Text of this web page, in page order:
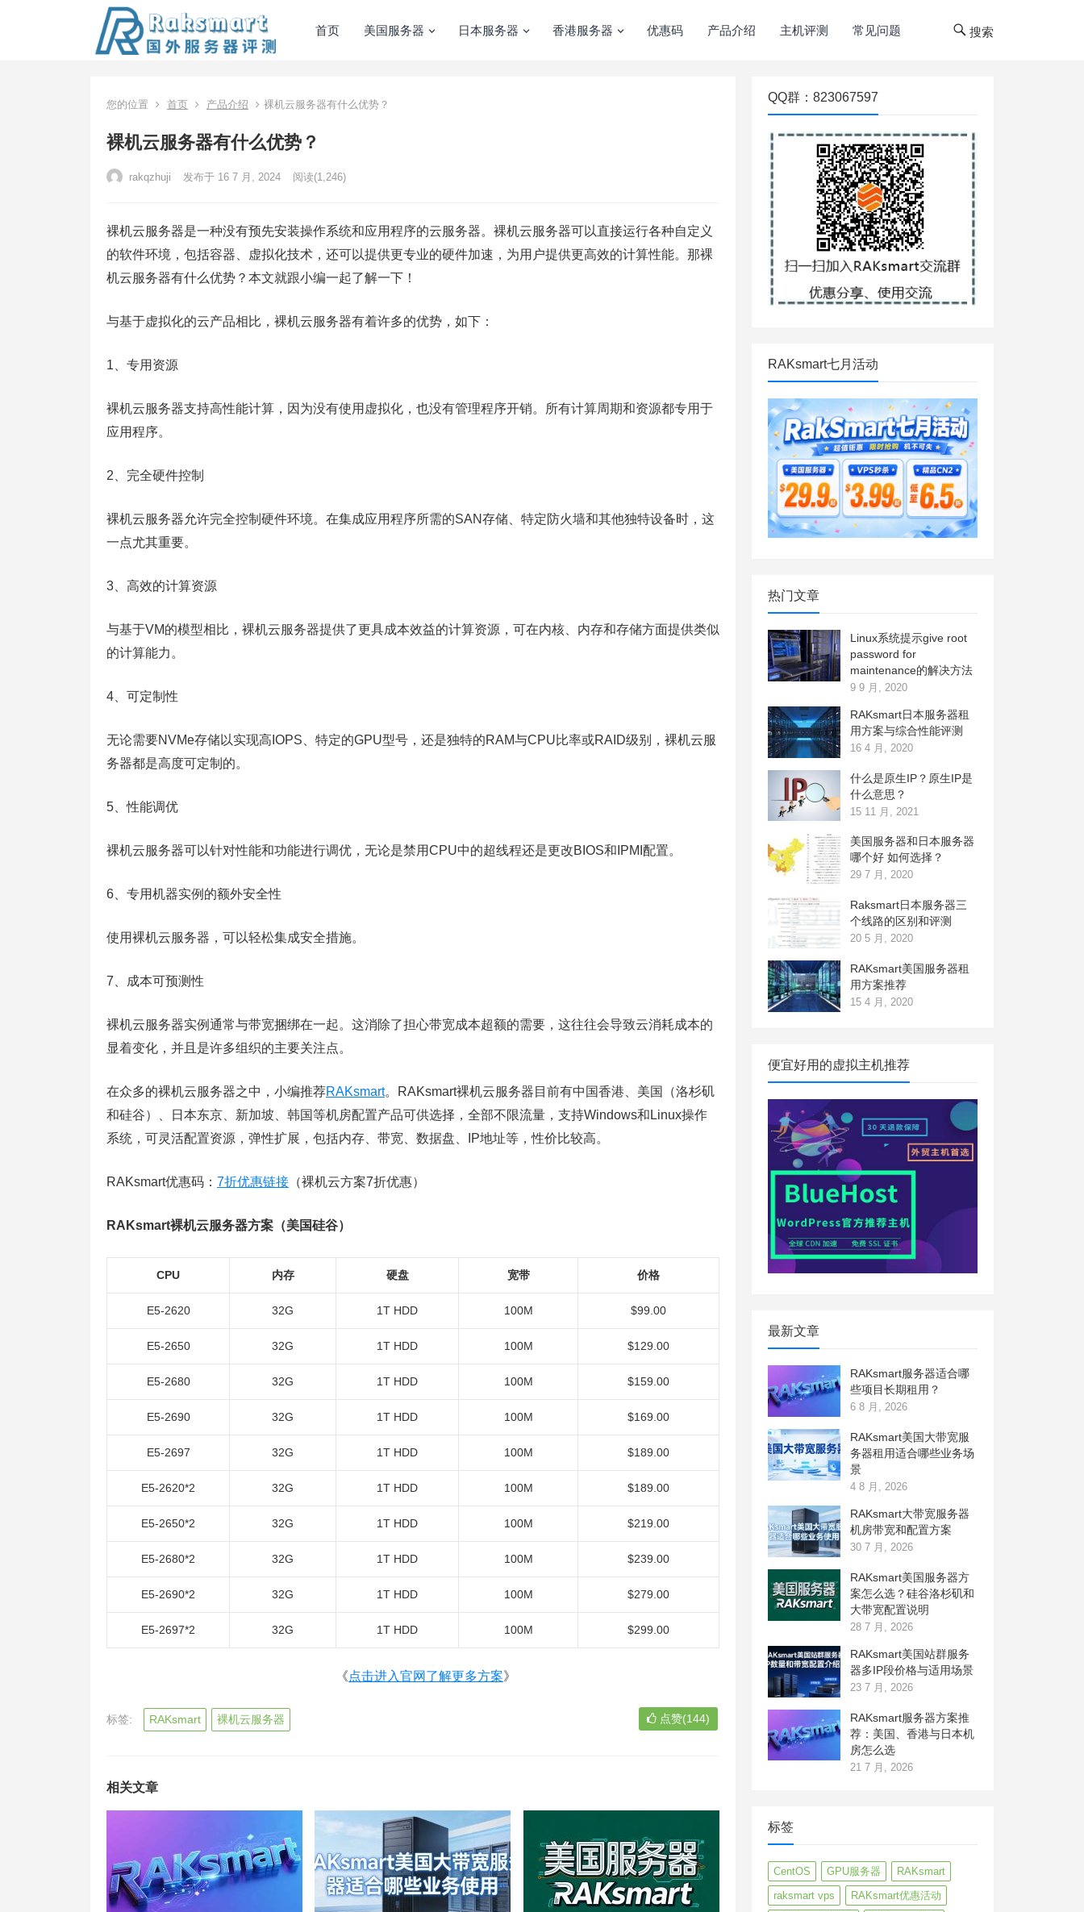
首页 美国服务器 日本服务器 香港服务器 优惠码 产品介绍 主机评测 常见问题 搜索
您的位置 首页 产品介绍 裸机云服务器有什么优势？
裸机云服务器有什么优势？
rakqzhuji 发布于 16 7 月, 2024 阅读(1,246)
裸机云服务器是一种没有预先安装操作系统和应用程序的云服务器。裸机云服务器可以直接运行各种自定义
的软件环境，包括容器、虚拟化技术，还可以提供更专业的硬件加速，为用户提供更高效的计算性能。那裸
机云服务器有什么优势？本文就跟小编一起了解一下！
与基于虚拟化的云产品相比，裸机云服务器有着许多的优势，如下：
1、专用资源
裸机云服务器支持高性能计算，因为没有使用虚拟化，也没有管理程序开销。所有计算周期和资源都专用于
应用程序。
2、完全硬件控制
裸机云服务器允许完全控制硬件环境。在集成应用程序所需的SAN存储、特定防火墙和其他独特设备时，这
一点尤其重要。
3、高效的计算资源
与基于VM的模型相比，裸机云服务器提供了更具成本效益的计算资源，可在内核、内存和存储方面提供类似
的计算能力。
4、可定制性
无论需要NVMe存储以实现高IOPS、特定的GPU型号，还是独特的RAM与CPU比率或RAID级别，裸机云服
务器都是高度可定制的。
5、性能调优
裸机云服务器可以针对性能和功能进行调优，无论是禁用CPU中的超线程还是更改BIOS和IPMI配置。
6、专用机器实例的额外安全性
使用裸机云服务器，可以轻松集成安全措施。
7、成本可预测性
裸机云服务器实例通常与带宽捆绑在一起。这消除了担心带宽成本超额的需要，这往往会导致云消耗成本的
显着变化，并且是许多组织的主要关注点。
在众多的裸机云服务器之中，小编推荐RAKsmart。RAKsmart裸机云服务器目前有中国香港、美国（洛杉矶
和硅谷）、日本东京、新加坡、韩国等机房配置产品可供选择，全部不限流量，支持Windows和Linux操作
系统，可灵活配置资源，弹性扩展，包括内存、带宽、数据盘、IP地址等，性价比较高。
RAKsmart优惠码： 7折优惠链接 （裸机云方案7折优惠）
RAKsmart裸机云服务器方案（美国硅谷）
CPU 内存 硬盘 宽带 价格
E5-2620 32G 1T HDD 100M $99.00
E5-2650 32G 1T HDD 100M $129.00
E5-2680 32G 1T HDD 100M $159.00
E5-2690 32G 1T HDD 100M $169.00
E5-2697 32G 1T HDD 100M $189.00
E5-2620*2 32G 1T HDD 100M $189.00
E5-2650*2 32G 1T HDD 100M $219.00
E5-2680*2 32G 1T HDD 100M $239.00
E5-2690*2 32G 1T HDD 100M $279.00
E5-2697*2 32G 1T HDD 100M $299.00
《点击进入官网了解更多方案》
标签: RAKsmart 裸机云服务器 点赞(144)
相关文章
QQ群：823067597
RAKsmart七月活动
热门文章
Linux系统提示give root
password for
maintenance的解决方法
9 9 月, 2020
RAKsmart日本服务器租
用方案与综合性能评测
16 4 月, 2020
什么是原生IP？原生IP是
什么意思？
15 11 月, 2021
美国服务器和日本服务器
哪个好 如何选择？
29 7 月, 2020
Raksmart日本服务器三
个线路的区别和评测
20 5 月, 2020
RAKsmart美国服务器租
用方案推荐
15 4 月, 2020
便宜好用的虚拟主机推荐
最新文章
RAKsmart服务器适合哪
些项目长期租用？
6 8 月, 2026
RAKsmart美国大带宽服
务器租用适合哪些业务场
景
4 8 月, 2026
RAKsmart大带宽服务器
机房带宽和配置方案
30 7 月, 2026
RAKsmart美国服务器方
案怎么选？硅谷洛杉矶和
大带宽配置说明
28 7 月, 2026
RAKsmart美国站群服务
器多IP段价格与适用场景
23 7 月, 2026
RAKsmart服务器方案推
荐：美国、香港与日本机
房怎么选
21 7 月, 2026
标签
CentOS GPU服务器
RAKsmart
raksmart vps
RAKsmart优惠活动